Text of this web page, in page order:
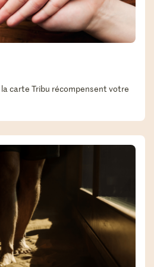
carte Tribu récompensent votre